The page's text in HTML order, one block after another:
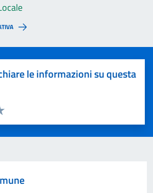
le informazioni su questa
5 stelle su 5
4 stelle su 5
su 5
su 5
5